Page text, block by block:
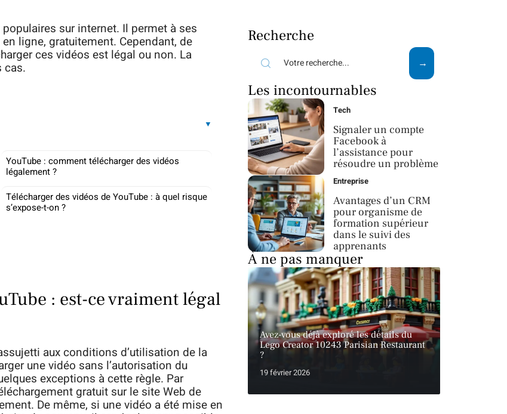
sur internet. Il permet à ses
ligne, gratuitement. Cependant, de
ces vidéos est légal ou non. La
cas.
YouTube : comment télécharger des vidéos
légalement ?
Télécharger des vidéos de YouTube : à quel risque
s’expose-t-on ?
: est-ce vraiment légal
aux conditions d’utilisation de la
une vidéo sans l’autorisation du
exceptions à cette règle. Par
gratuit sur le site Web de
De même, si une vidéo a été mise en
Recherche
Les incontournables
Tech
Signaler un compte
Facebook à
l’assistance pour
résoudre un problème
Entreprise
Avantages d’un CRM
pour organisme de
formation supérieur
dans le suivi des
apprenants
À ne pas manquer
Avez-vous déjà exploré les détails du
Lego Creator 10243 Parisian Restaurant
?
19 février 2026